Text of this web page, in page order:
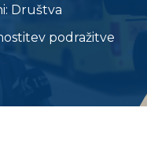
Društva
podražitve